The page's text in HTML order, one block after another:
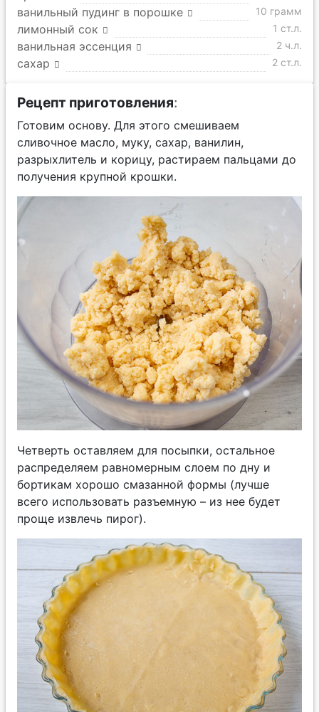
ванильный пудинг в порошке 10 грамм
лимонный сок 1 ст.л.
ванильная эссенция 2 ч.л.
сахар 2 ст.л.
Рецепт приготовления:
Готовим основу. Для этого смешиваем
сливочное масло, муку, сахар, ванилин,
разрыхлитель и корицу, растираем пальцами до
получения крупной крошки.
Четверть оставляем для посыпки, остальное
распределяем равномерным слоем по дну и
бортикам хорошо смазанной формы (лучше
всего использовать разъемную – из нее будет
проще извлечь пирог).